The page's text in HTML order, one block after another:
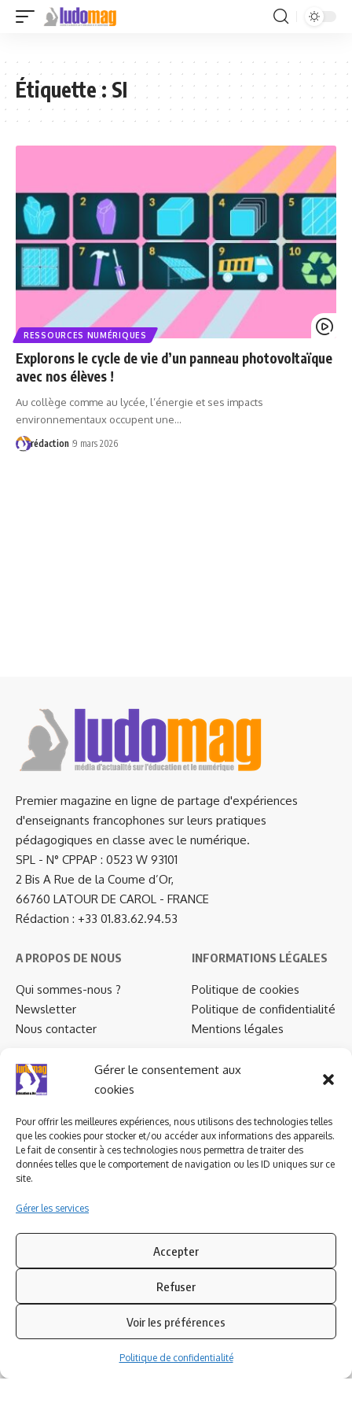
Gérer le consentement aux
cookies
Pour offrir les meilleures expériences, nous utilisons des technologies telles
que les cookies pour stocker et/ou accéder aux informations des appareils.
Le fait de consentir à ces technologies nous permettra de traiter des
données telles que le comportement de navigation ou les ID uniques sur ce
site.
Gérer les services
Accepter
Refuser
Voir les préférences
Politique de confidentialité
Étiquette :SI
RESSOURCES NUMÉRIQUES
Explorons le cycle de vie d’un panneau photovoltaïque
avec nos élèves !
Au collège comme au lycée, l’énergie et ses impacts
environnementaux occupent une…
rédaction 9 mars 2026
Premier magazine en ligne de partage d'expériences
d'enseignants francophones sur leurs pratiques
pédagogiques en classe avec le numérique.
SPL - N° CPPAP : 0523 W 93101
2 Bis A Rue de la Coume d’Or,
66760 LATOUR DE CAROL - FRANCE
Rédaction : +33 01.83.62.94.53
A PROPOS DE NOUS
Qui sommes-nous ?
Newsletter
Nous contacter
Ludomag "Le Club"
INFORMATIONS LÉGALES
Politique de cookies
Politique de confidentialité
Mentions légales
LIENS UTILES
ludoviales
PARTENAIRES